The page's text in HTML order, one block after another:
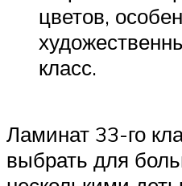
цветов,
класс.
Ламинат 33-го
выбрать для